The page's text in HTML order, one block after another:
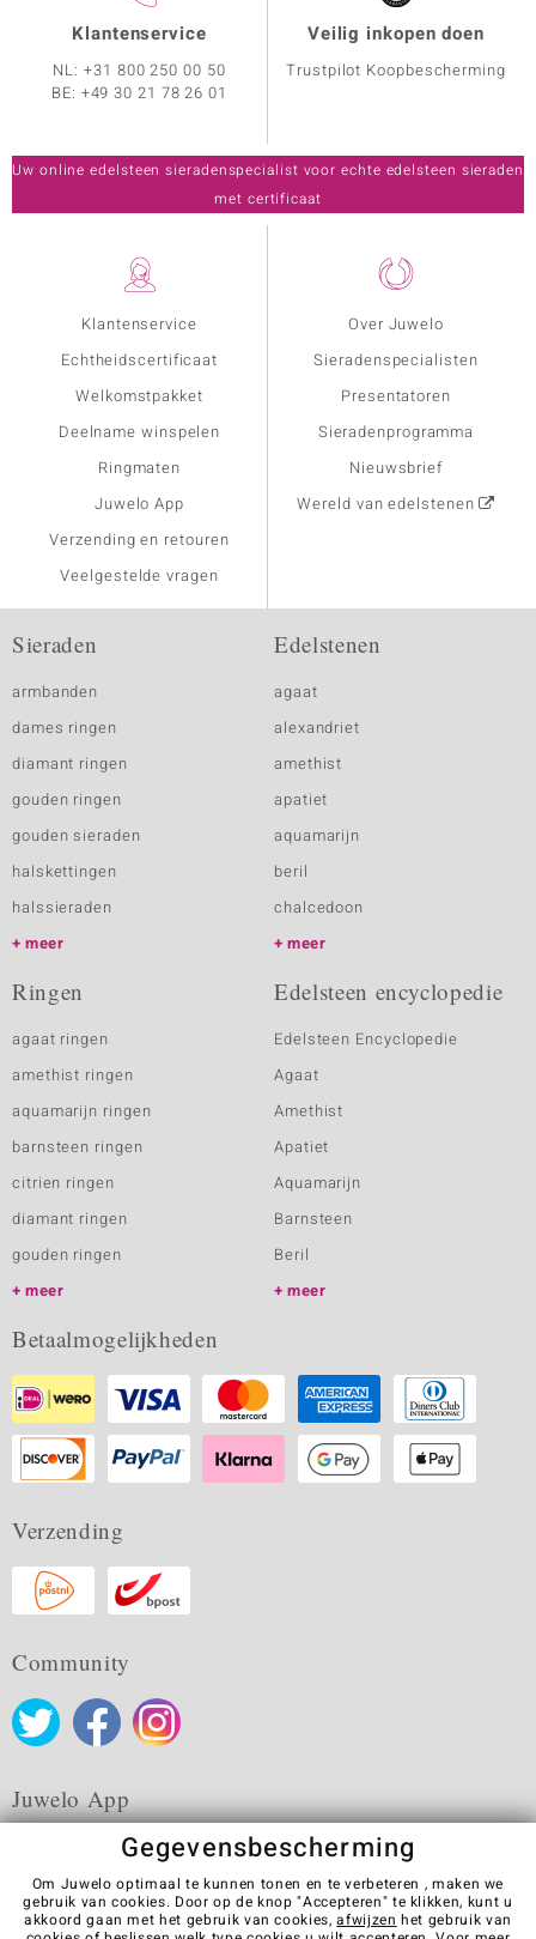
Klantenservice
Echtheidscertificaat
Welkomstpakket
Deelname winspelen
Ringmaten
Juwelo App
Verzending en retouren
Veelgestelde vragen
Over Juwelo
Sieradenspecialisten
Presentatoren
Sieradenprogramma
Nieuwsbrief
Wereld van edelstenen
Klantenservice
NL:+31 800 250 00 50
BE: +49 30 21 78 26 01
Veilig inkopen doen
Trustpilot Koopbescherming
Uw online edelsteen sieradenspecialist voor echte edelsteen sieraden
met certificaat
Sieraden
armbanden
dames ringen
diamant ringen
gouden ringen
gouden sieraden
halskettingen
halssieraden
meer
Edelstenen
agaat
alexandriet
amethist
apatiet
aquamarijn
beril
chalcedoon
meer
Ringen
agaat ringen
amethist ringen
aquamarijn ringen
barnsteen ringen
citrien ringen
diamant ringen
gouden ringen
meer
Edelsteen encyclopedie
Edelsteen Encyclopedie
Agaat
Amethist
Apatiet
Aquamarijn
Barnsteen
Beril
meer
Betaalmogelijkheden
Verzending
Community
Juwelo App
Algemene verkoopvoorwaarden Privacybeleid Cookies
Gegevensbescherming
Om Juwelo optimaal te kunnen tonen en te verbeteren , maken we
gebruik van cookies. Door op de knop "Accepteren" te klikken, kunt u
akkoord gaan met het gebruik van cookies,afwijzen het gebruik van